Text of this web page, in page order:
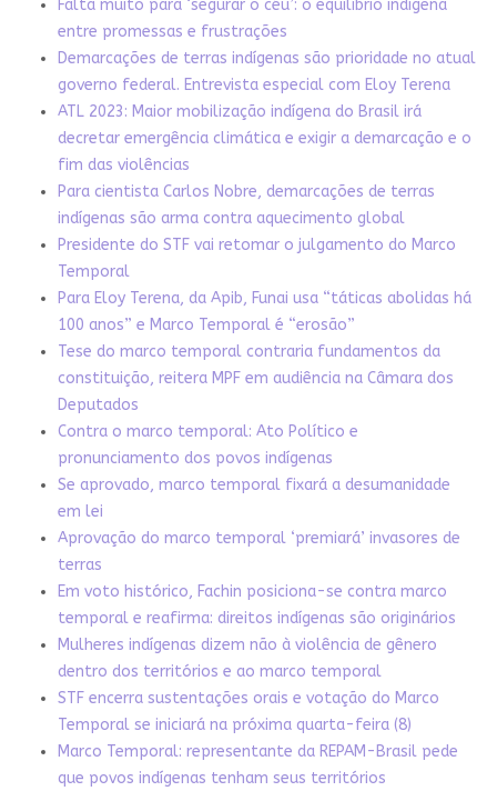
Falta muito para ‘segurar o céu’: o equilíbrio indígena
entre promessas e frustrações
Demarcações de terras indígenas são prioridade no atual
governo federal. Entrevista especial com Eloy Terena
ATL 2023: Maior mobilização indígena do Brasil irá
decretar emergência climática e exigir a demarcação e o
fim das violências
Para cientista Carlos Nobre, demarcações de terras
indígenas são arma contra aquecimento global
Presidente do STF vai retomar o julgamento do Marco
Temporal
Para Eloy Terena, da Apib, Funai usa “táticas abolidas há
100 anos” e Marco Temporal é “erosão”
Tese do marco temporal contraria fundamentos da
constituição, reitera MPF em audiência na Câmara dos
Deputados
Contra o marco temporal: Ato Político e
pronunciamento dos povos indígenas
Se aprovado, marco temporal fixará a desumanidade
em lei
Aprovação do marco temporal ‘premiará’ invasores de
terras
Em voto histórico, Fachin posiciona-se contra marco
temporal e reafirma: direitos indígenas são originários
Mulheres indígenas dizem não à violência de gênero
dentro dos territórios e ao marco temporal
STF encerra sustentações orais e votação do Marco
Temporal se iniciará na próxima quarta-feira (8)
Marco Temporal: representante da REPAM-Brasil pede
que povos indígenas tenham seus territórios